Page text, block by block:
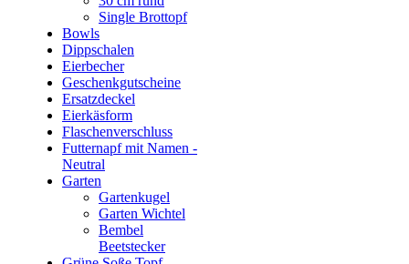
Single Brottopf
Bowls
Dippschalen
Eierbecher
Geschenkgutscheine
Ersatzdeckel
Eierkäsform
Flaschenverschluss
Futternapf mit Namen -
Neutral
Garten
Gartenkugel
Garten Wichtel
Bembel
Beetstecker